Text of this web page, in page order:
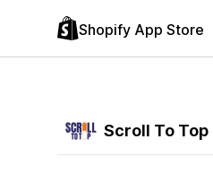
Shopify App Store
Scroll To Top